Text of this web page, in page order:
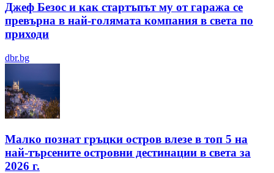
Джеф Безос и как стартъпът му от гаража се
превърна в най-голямата компания в света по
приходи
dbr.bg
Малко познат гръцки остров влезе в топ 5 на
най-търсените островни дестинации в света за
2026 г.